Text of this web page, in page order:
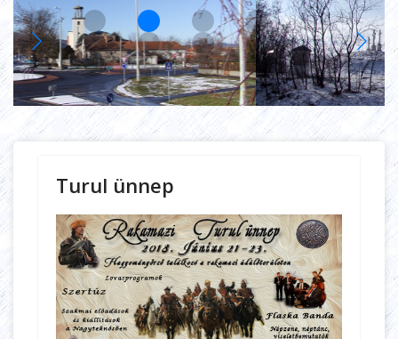
Turul ünnep